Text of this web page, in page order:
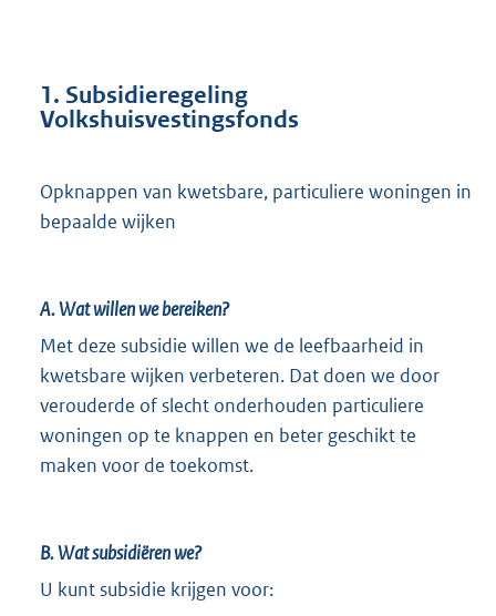
1. Subsidieregeling
Volkshuisvestingsfonds
Opknappen van kwetsbare, particuliere woningen in
bepaalde wijken
A. Wat willen we bereiken?
Met deze subsidie willen we de leefbaarheid in
kwetsbare wijken verbeteren. Dat doen we door
verouderde of slecht onderhouden particuliere
woningen op te knappen en beter geschikt te
maken voor de toekomst.
B. Wat subsidiëren we?
U kunt subsidie krijgen voor: